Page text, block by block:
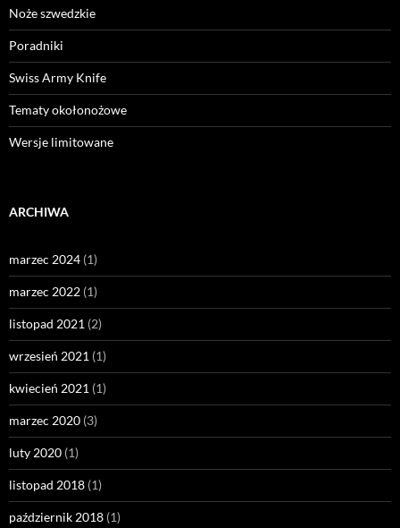
Noże szwedzkie
Poradniki
Swiss Army Knife
Tematy okołonożowe
Wersje limitowane
ARCHIWA
marzec 2024 (1)
marzec 2022 (1)
listopad 2021 (2)
wrzesień 2021 (1)
kwiecień 2021 (1)
marzec 2020 (3)
luty 2020 (1)
listopad 2018 (1)
październik 2018 (1)